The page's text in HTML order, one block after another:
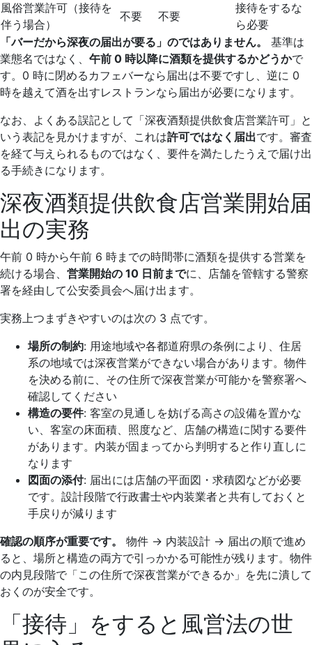
風俗営業許可（接待を
伴う場合）
不要 不要
接待をするな
ら必要
「バーだから深夜の届出が要る」のではありません。
基準は
業態名ではなく、 午前 0 時以降に酒類を提供するかどうかで
す。0 時に閉めるカフェバーなら届出は不要ですし、逆に 0
時を越えて酒を出すレストランなら届出が必要になります。
なお、よくある誤記として「深夜酒類提供飲食店営業許可」と
いう表記を見かけますが、これは許可ではなく届出です。審査
を経て与えられるものではなく、要件を満たしたうえで届け出
る手続きになります。
深夜酒類提供飲食店営業開始届
出の実務
午前 0 時から午前 6 時までの時間帯に酒類を提供する営業を
続ける場合、 営業開始の 10 日前までに、店舗を管轄する警察
署を経由して公安委員会へ届け出ます。
実務上つまずきやすいのは次の 3 点です。
場所の制約: 用途地域や各都道府県の条例により、住居
系の地域では深夜営業ができない場合があります。物件
を決める前に、その住所で深夜営業が可能かを警察署へ
確認してください
構造の要件: 客室の見通しを妨げる高さの設備を置かな
い、客室の床面積、照度など、店舗の構造に関する要件
があります。内装が固まってから判明すると作り直しに
なります
図面の添付: 届出には店舗の平面図・求積図などが必要
です。設計段階で行政書士や内装業者と共有しておくと
手戻りが減ります
確認の順序が重要です。
物件 → 内装設計 → 届出の順で進め
ると、場所と構造の両方で引っかかる可能性が残ります。物件
の内見段階で「この住所で深夜営業ができるか」を先に潰して
おくのが安全です。
「接待」をすると風営法の世